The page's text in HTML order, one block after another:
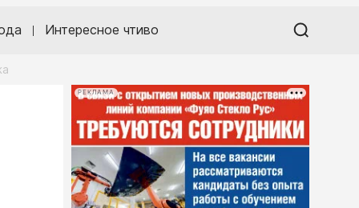
Интересное чтиво
РЕКЛАМА